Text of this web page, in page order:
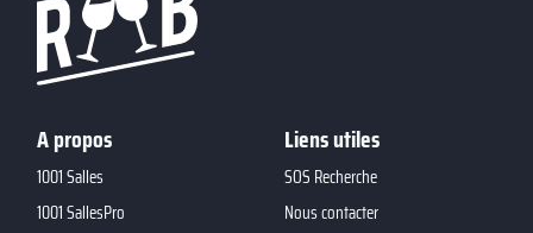
A propos
1001 Salles
1001 SallesPro
Liens utiles
SOS Recherche
Nous contacter